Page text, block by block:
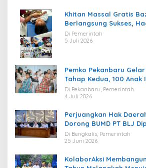
Khitan Massal Gratis Baznas Berau
Berlangsung Sukses,
Kebahagiaan bagi
Di Pemerintah
5 Juli 2026
Pemko Pekanbaru
Tahap Kedua, 100 Anak
Di Pekanbaru, Pemerintah
4 Juli 2026
Perjuangkan Hak
Dorong BUMD PT BLJ
Migas
Di Bengkalis, Pemerintah
25 Juni 2026
KolaborAksi